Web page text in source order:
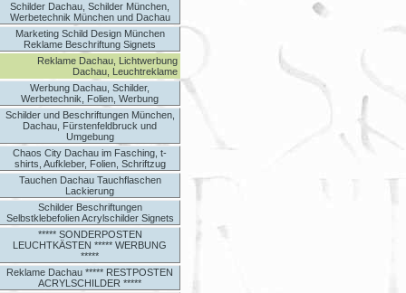
Schilder Dachau, Schilder München,
Werbetechnik München und Dachau
Marketing Schild Design München
Reklame Beschriftung Signets
Reklame Dachau, Lichtwerbung
Dachau, Leuchtreklame
Werbung Dachau, Schilder,
Werbetechnik, Folien, Werbung
Schilder und Beschriftungen München,
Dachau, Fürstenfeldbruck und
Umgebung
Chaos City Dachau im Fasching, t-
shirts, Aufkleber, Folien, Schriftzug
Tauchen Dachau Tauchflaschen
Lackierung
Schilder Beschriftungen
Selbstklebefolien Acrylschilder Signets
***** SONDERPOSTEN
LEUCHTKÄSTEN ***** WERBUNG
*****
Reklame Dachau ***** RESTPOSTEN
ACRYLSCHILDER *****